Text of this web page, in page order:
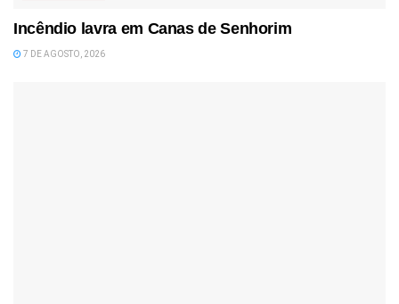
Incêndio lavra em Canas de Senhorim
7 DE AGOSTO, 2026